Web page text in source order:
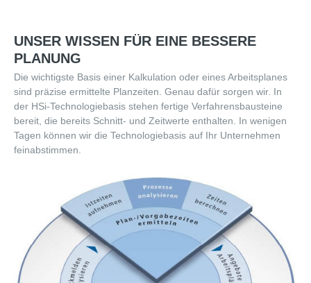
Arbeitsplanung
Kalkulation
Auftragssteuerung
Auftragsprogrammierung
UNSER WISSEN FÜR EINE BESSERE
PLANUNG
Die wichtigste Basis einer Kalkulation oder eines Arbeitsplanes
sind präzise ermittelte Planzeiten. Genau dafür sorgen wir. In
der HSi-Technologiebasis stehen fertige Verfahrensbausteine
bereit, die bereits Schnitt- und Zeitwerte enthalten. In wenigen
Tagen können wir die Technologiebasis auf Ihr Unternehmen
feinabstimmen.